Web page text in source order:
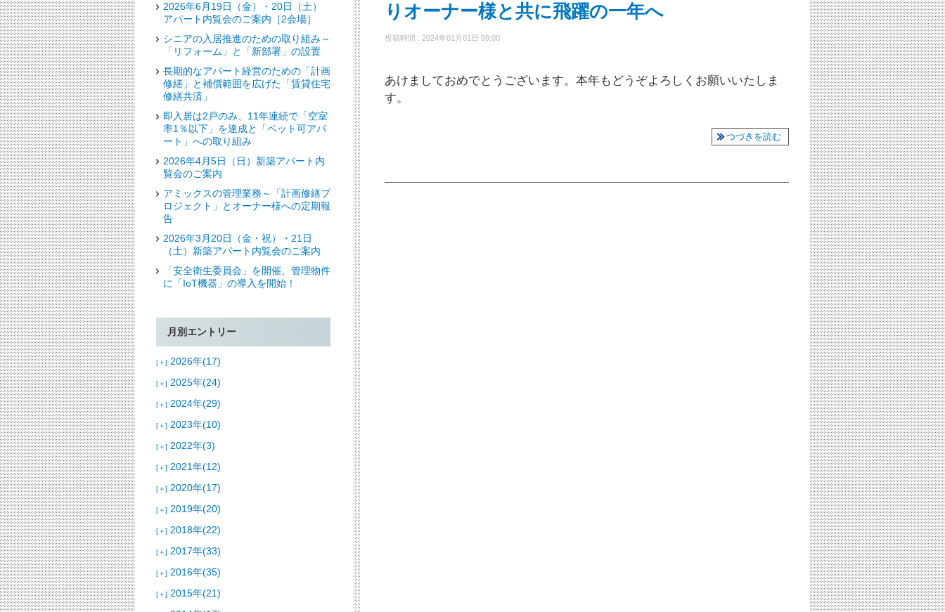
りオーナー様と共に飛躍の一年へ
投稿時間 : 2024年01月01日 09:00
あけましておめでとうございます。本年もどうぞよろしくお願いいたしま
す。
つづきを読む
2026年6月19日（金）・20日（土）
アパート内覧会のご案内［2会場］
シニアの入居推進のための取り組み～
「リフォーム」と「新部署」の設置
長期的なアパート経営のための「計画
修繕」と補償範囲を広げた「賃貸住宅
修繕共済」
即入居は2戸のみ、11年連続で「空室
率1％以下」を達成と「ペット可アパ
ート」への取り組み
2026年4月5日（日）新築アパート内
覧会のご案内
アミックスの管理業務～「計画修繕プ
ロジェクト」とオーナー様への定期報
告
2026年3月20日（金・祝）・21日
（土）新築アパート内覧会のご案内
「安全衛生委員会」を開催、管理物件
に「IoT機器」の導入を開始！
月別エントリー
[＋] 2026年(17)
[＋] 2025年(24)
[＋] 2024年(29)
[＋] 2023年(10)
[＋] 2022年(3)
[＋] 2021年(12)
[＋] 2020年(17)
[＋] 2019年(20)
[＋] 2018年(22)
[＋] 2017年(33)
[＋] 2016年(35)
[＋] 2015年(21)